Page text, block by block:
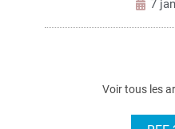
7
Voir tous les